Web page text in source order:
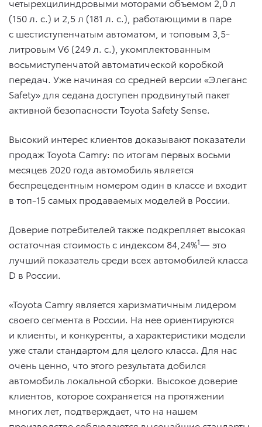
(150 л. с.) и 2,5 л (181 л. с.), работающими в паре
с шестиступенчатым автоматом, и топовым 3,5-
литровым V6 (249 л. с.), укомплектованным
восьмиступенчатой автоматической коробкой
передач. Уже начиная со средней версии «Элеганс
Safety» для седана доступен продвинутый пакет
активной безопасности Toyota Safety Sense.
Высокий интерес клиентов доказывают показатели
продаж Toyota Camry: по итогам первых восьми
месяцев 2020 года автомобиль является
беспрецедентным номером один в классе и входит
в топ-15 самых продаваемых моделей в России.
Доверие потребителей также подкрепляет высокая
остаточная стоимость с индексом 84,24%1— это
лучший показатель среди всех автомобилей класса
D в России.
«Toyota Camry является харизматичным лидером
своего сегмента в России. На нее ориентируются
и клиенты, и конкуренты, а характеристики модели
уже стали стандартом для целого класса. Для нас
очень ценно, что этого результата добился
автомобиль локальной сборки. Высокое доверие
клиентов, которое сохраняется на протяжении
многих лет, подтверждает, что на нашем